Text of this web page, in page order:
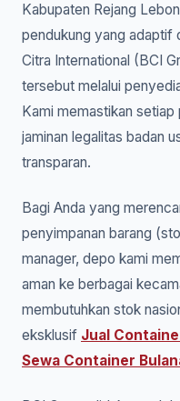
Kabupaten Rejang
pendukung yang adaptif
Citra International (BCI
tersebut melalui
Kami memastikan setiap
jaminan legalitas badan
transparan.
Bagi Anda yang
penyimpanan barang
manager, depo kami
aman ke berbagai
membutuhkan stok
eksklusif Jual
Sewa Container